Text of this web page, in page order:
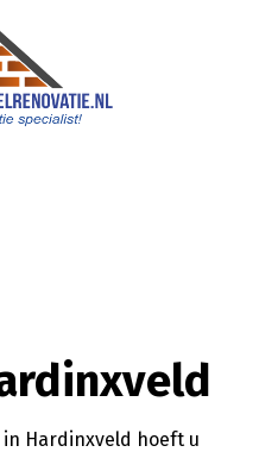
Hardinxveld hoeft u